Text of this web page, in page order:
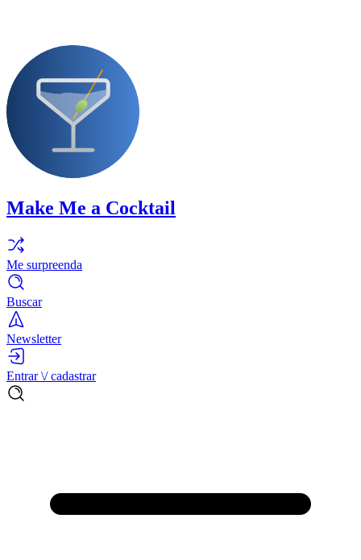
Make Me a Cocktail
Me surpreenda
Buscar
Newsletter
Entrar \/ cadastrar